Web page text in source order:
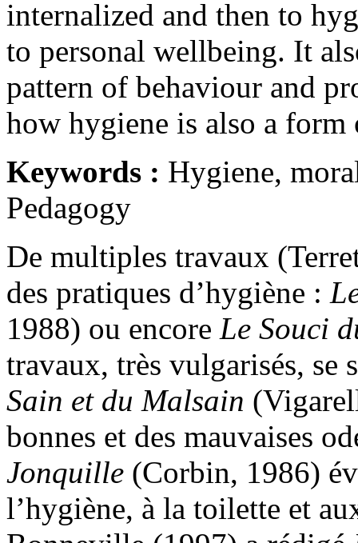
internalized and then to
to personal wellbeing. It
pattern of behaviour and
how hygiene is also a form
Keywords : Hygiene,
Pedagogy
De multiples travaux
des pratiques d’hygiène :
1988) ou encore Le Souci
travaux, très vulgarisés, se
Sain et du Malsain
bonnes et des mauvaises
Jonquille (Corbin, 1986)
l’hygiène, à la toilette et